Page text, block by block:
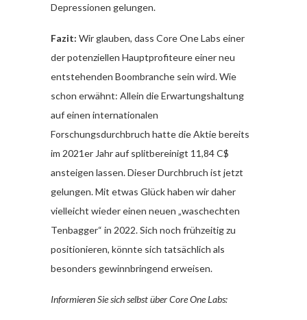
Depressionen gelungen.
Fazit: Wir glauben, dass Core One Labs einer
der potenziellen Hauptprofiteure einer neu
entstehenden Boombranche sein wird. Wie
schon erwähnt: Allein die Erwartungshaltung
auf einen internationalen
Forschungsdurchbruch hatte die Aktie bereits
im 2021er Jahr auf splitbereinigt 11,84 C$
ansteigen lassen. Dieser Durchbruch ist jetzt
gelungen. Mit etwas Glück haben wir daher
vielleicht wieder einen neuen „waschechten
Tenbagger“ in 2022. Sich noch frühzeitig zu
positionieren, könnte sich tatsächlich als
besonders gewinnbringend erweisen.
Informieren Sie sich selbst über Core One Labs: